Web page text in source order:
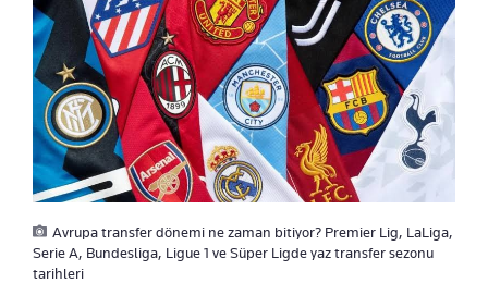
Avrupa transfer dönemi ne zaman bitiyor? Premier Lig, LaLiga,
Serie A, Bundesliga, Ligue 1 ve Süper Ligde yaz transfer sezonu
tarihleri